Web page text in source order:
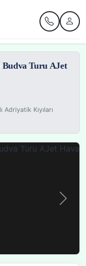
Budva Turu AJet
Adriyatik Kıyıları